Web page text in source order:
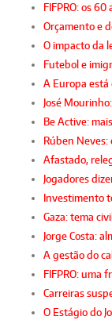
FIFPRO: os 60
Orçamento e
O impacto da
Futebol e
A Europa está
José
Be Active:
Rúben Neves:
Afastado,
Jogadores
Investimento
Gaza: tema
Jorge Costa:
A gestão do
FIFPRO: uma
Carreiras
O Estágio do